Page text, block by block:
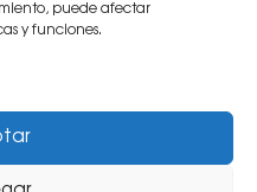
puede afectar
y funciones.